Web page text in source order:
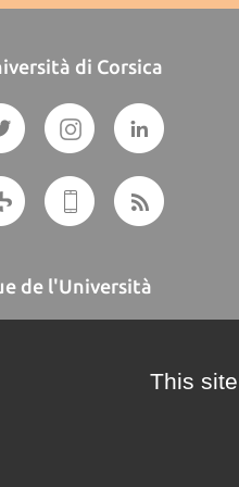
di Corsica
de l'Università
This